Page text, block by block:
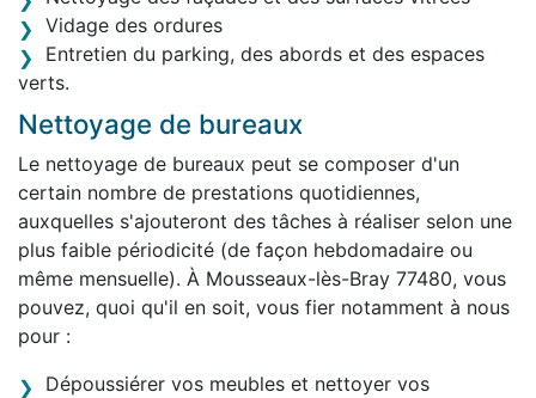
Vidage des ordures
Entretien du parking, des abords et des espaces
verts.
Nettoyage de bureaux
Le nettoyage de bureaux peut se composer d'un
certain nombre de prestations quotidiennes,
auxquelles s'ajouteront des tâches à réaliser selon une
plus faible périodicité (de façon hebdomadaire ou
même mensuelle). À Mousseaux-lès-Bray 77480, vous
pouvez, quoi qu'il en soit, vous fier notamment à nous
pour :
Dépoussiérer vos meubles et nettoyer vos